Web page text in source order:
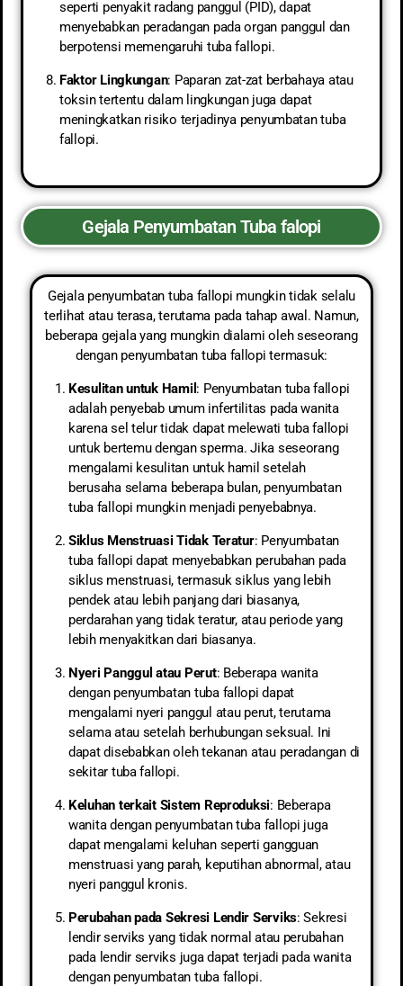
seperti penyakit radang panggul (PID), dapat
menyebabkan peradangan pada organ panggul dan
berpotensi memengaruhi tuba fallopi.
Faktor Lingkungan: Paparan zat-zat berbahaya atau
toksin tertentu dalam lingkungan juga dapat
meningkatkan risiko terjadinya penyumbatan tuba
fallopi.
Gejala Penyumbatan Tuba falopi
Gejala penyumbatan tuba fallopi mungkin tidak selalu
terlihat atau terasa, terutama pada tahap awal. Namun,
beberapa gejala yang mungkin dialami oleh seseorang
dengan penyumbatan tuba fallopi termasuk:
Kesulitan untuk Hamil : Penyumbatan tuba fallopi
adalah penyebab umum infertilitas pada wanita
karena sel telur tidak dapat melewati tuba fallopi
untuk bertemu dengan sperma. Jika seseorang
mengalami kesulitan untuk hamil setelah
berusaha selama beberapa bulan, penyumbatan
tuba fallopi mungkin menjadi penyebabnya.
Siklus Menstruasi Tidak Teratur: Penyumbatan
tuba fallopi dapat menyebabkan perubahan pada
siklus menstruasi, termasuk siklus yang lebih
pendek atau lebih panjang dari biasanya,
perdarahan yang tidak teratur, atau periode yang
lebih menyakitkan dari biasanya.
Nyeri Panggul atau Perut: Beberapa wanita
dengan penyumbatan tuba fallopi dapat
mengalami nyeri panggul atau perut, terutama
selama atau setelah berhubungan seksual. Ini
dapat disebabkan oleh tekanan atau peradangan di
sekitar tuba fallopi.
Keluhan terkait Sistem Reproduksi: Beberapa
wanita dengan penyumbatan tuba fallopi juga
dapat mengalami keluhan seperti gangguan
menstruasi yang parah, keputihan abnormal, atau
nyeri panggul kronis.
Perubahan pada Sekresi Lendir Serviks: Sekresi
lendir serviks yang tidak normal atau perubahan
pada lendir serviks juga dapat terjadi pada wanita
dengan penyumbatan tuba fallopi.